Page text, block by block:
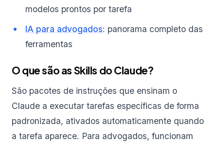
modelos prontos por tarefa
IA para advogados: panorama completo das
ferramentas
O que são as Skills do Claude?
São pacotes de instruções que ensinam o
Claude a executar tarefas específicas de forma
padronizada, ativados automaticamente quando
a tarefa aparece. Para advogados, funcionam